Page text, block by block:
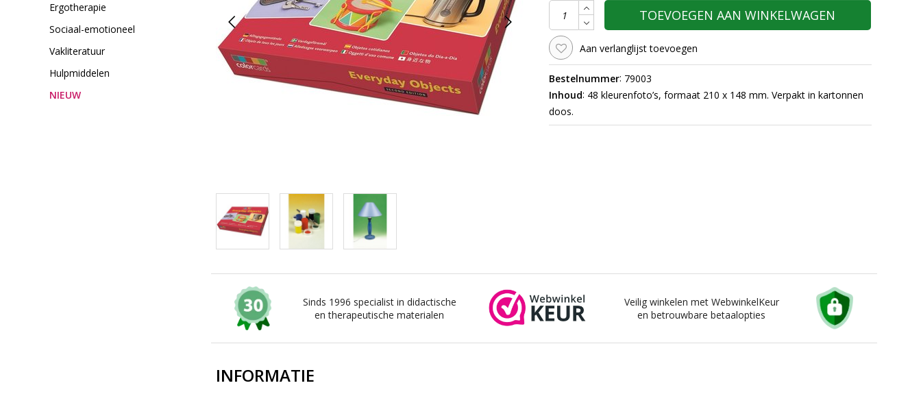
Ergotherapie
Sociaal-emotioneel
Vakliteratuur
Hulpmiddelen
NIEUW
TOEVOEGEN AAN WINKELWAGEN
Aan verlanglijst toevoegen
Bestelnummer: 79003
Inhoud: 48 kleurenfoto’s, formaat 210 x 148 mm. Verpakt in kartonnen
doos.
Sinds 1996 specialist in didactische
en therapeutische materialen
Veilig winkelen met WebwinkelKeur
en betrouwbare betaalopties
INFORMATIE